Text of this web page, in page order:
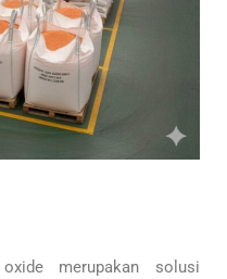
merupakan solusi